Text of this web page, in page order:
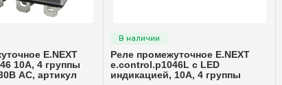
E.NEXT
10А, 4 группы
AC, артикул
Реле промежуточное E.NEXT
e.control.p1046L с LED
индикацией, 10А, 4 группы